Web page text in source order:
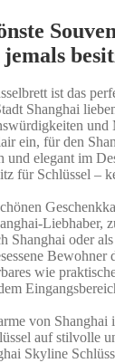
jemals
ist das
Shanghai
und
ein, für den
und elegant im
für Schlüssel –
Liebhaber,
Shanghai oder
Bewohner
wie
von Shanghai
auf stilvolle
Skyline